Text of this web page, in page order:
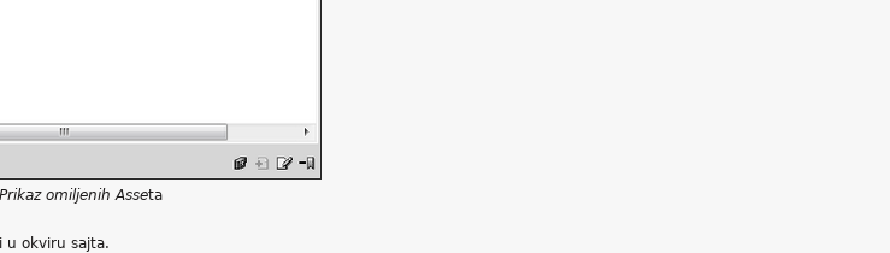
Prikaz omiljenih Asseta
u okviru sajta.